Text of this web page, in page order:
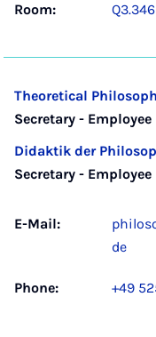
Room: Q3.346
Theoretical
Secretary - Employee
Didaktik der
Secretary - Employee
E-Mail:
de
Phone: +49